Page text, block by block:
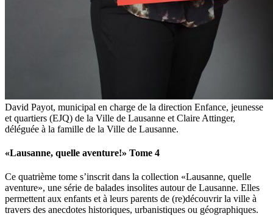
David Payot, municipal en charge de la direction Enfance, jeunesse
et quartiers (EJQ) de la Ville de Lausanne et Claire Attinger,
déléguée à la famille de la Ville de Lausanne.
«Lausanne, quelle aventure!» Tome 4
Ce quatrième tome s’inscrit dans la collection «Lausanne, quelle
aventure», une série de balades insolites autour de Lausanne. Elles
permettent aux enfants et à leurs parents de (re)découvrir la ville à
travers des anecdotes historiques, urbanistiques ou géographiques.